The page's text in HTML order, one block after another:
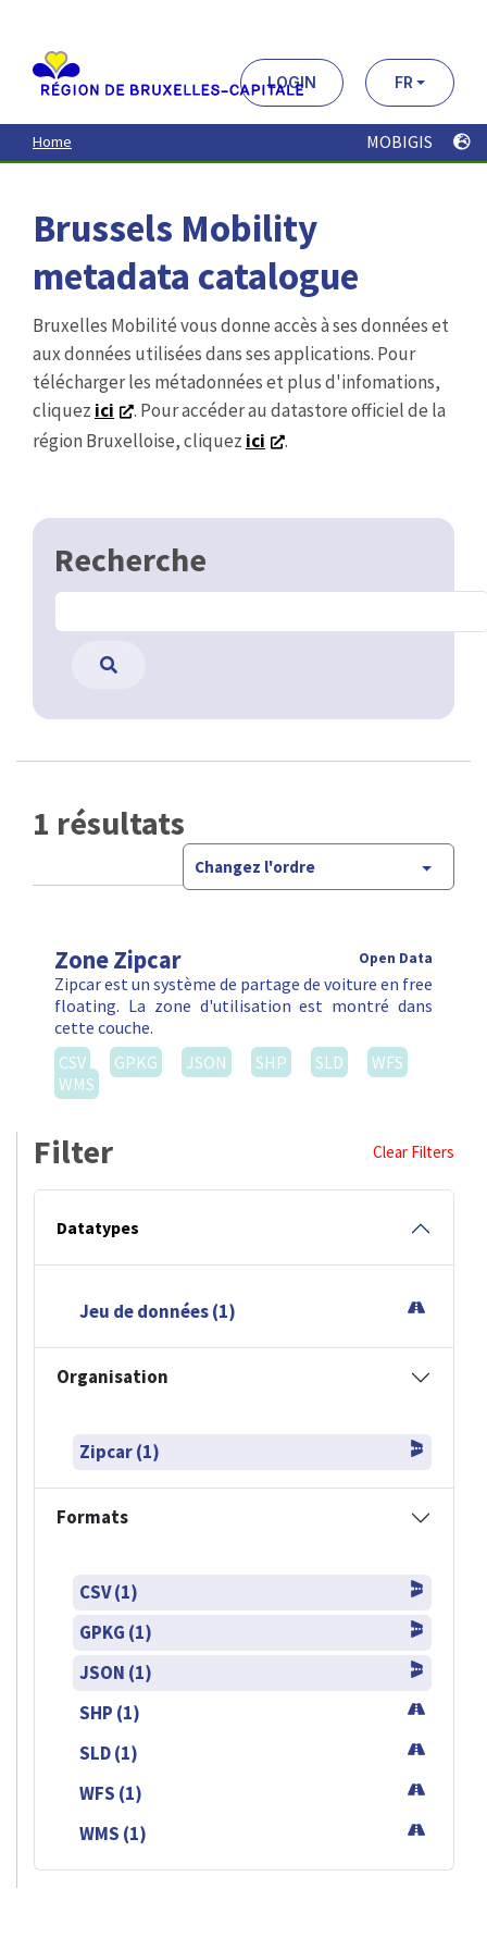
contenu
principal
LOGIN FR
Home MOBIGIS
Brussels Mobility
metadata catalogue
Bruxelles Mobilité vous donne accès à ses données et
aux données utilisées dans ses applications. Pour
télécharger les métadonnées et plus d'infomations,
cliquez ici
. Pour accéder au datastore officiel de la
région Bruxelloise, cliquez ici .
Recherche
1 résultats
Changez l'ordre
Zone Zipcar Open Data
Zipcar est un système de partage de voiture en free
floating. La zone d'utilisation est montré dans
cette couche.
CSV
GPKG JSON SHP SLD
WFS
WMS
Filter Clear Filters
Datatypes
Jeu de données (1)
Organisation
Zipcar (1)
Formats
CSV (1)
GPKG (1)
JSON (1)
SHP (1)
SLD (1)
WFS (1)
WMS (1)